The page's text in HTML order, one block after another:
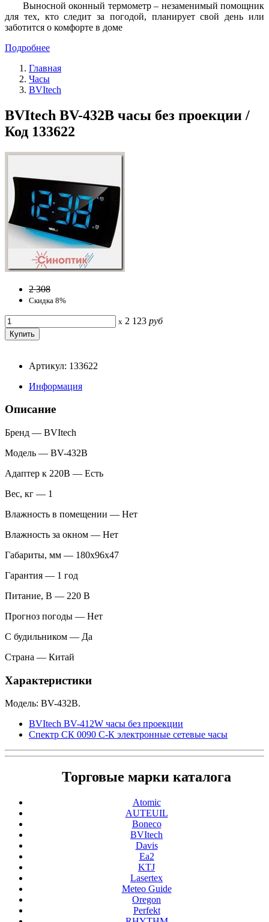
Выносной оконный термометр – незаменимый помощник
для тех, кто следит за погодой, планирует свой день или
заботится о комфорте в доме
Подробнее
Главная
Часы
BVItech
BVItech BV-432B часы без проекции /
Код 133622
2 308
Скидка 8%
x 2 123 руб
Артикул: 133622
Информация
Описание
Бренд — BVItech
Модель — BV-432B
Адаптер к 220В — Есть
Вес, кг — 1
Влажность в помещении — Нет
Влажность за окном — Нет
Габариты, мм — 180x96x47
Гарантия — 1 год
Питание, В — 220 В
Прогноз погоды — Нет
С будильником — Да
Страна — Китай
Характеристики
Модель: BV-432B.
BVItech BV-412W часы без проекции
Спектр СК 0090 С-К электронные сетевые часы
Торговые марки каталога
Atomic
AUTEUIL
Boneco
BVItech
Davis
Ea2
KTJ
Lasertex
Meteo Guide
Oregon
Perfekt